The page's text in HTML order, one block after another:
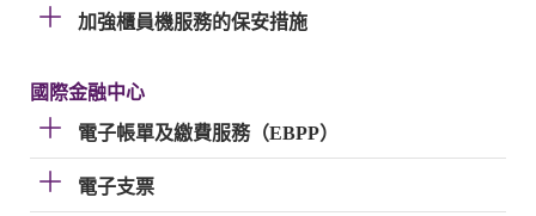
加強櫃員機服務的保安措施
國際金融中心
電子帳單及繳費服務（EBPP）
電子支票